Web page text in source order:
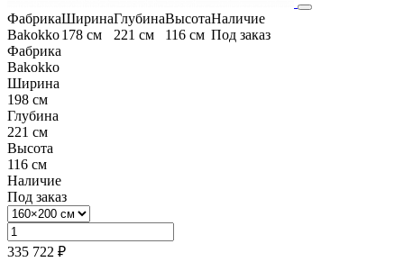
Фабрика
Bakokko
Ширина
178 см
Глубина
221 см
Высота
116 см
Наличие
Под заказ
Фабрика
Bakokko
Ширина
198 см
Глубина
221 см
Высота
116 см
Наличие
Под заказ
335 722 ₽